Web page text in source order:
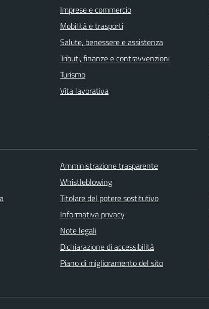
Imprese e commercio
Mobilità e trasporti
Salute, benessere e assistenza
Tributi, finanze e contravvenzioni
Turismo
Vita lavorativa
Amministrazione trasparente
Whistleblowing
Titolare del potere sostitutivo
Informativa privacy
Note legali
Dichiarazione di accessibilità
Piano di miglioramento del sito